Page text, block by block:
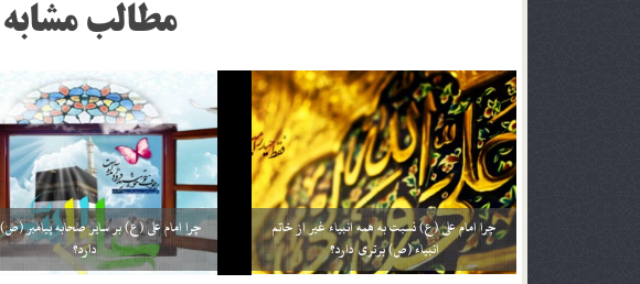
مطالب مشابه
چرا به امام علی (علیه السلام) حیدرکرار می گفتند؟ چرا تولد حضرت علی (ع) در کعبه بوده است؟